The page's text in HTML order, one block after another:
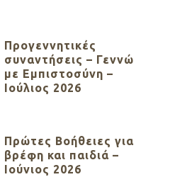
Προγεννητικές
συναντήσεις – Γεννώ
με Εμπιστοσύνη –
Ιούλιος 2026
Πρώτες Βοήθειες για
βρέφη και παιδιά –
Ιούνιος 2026